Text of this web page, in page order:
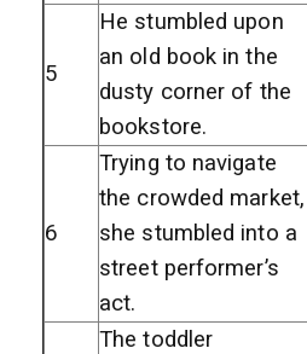
5
He stumbled upon
an old book in the
dusty corner of the
bookstore.
6
Trying to navigate
the crowded market,
she stumbled into a
street performer’s
act.
The toddler